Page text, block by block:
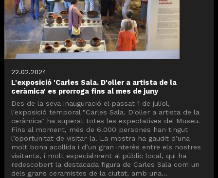
22.02.2024
L'exposició 'Carles Sala. D'oller a artista de la
ceràmica' es prorroga fins al mes de juny
Des de la seva inauguració el passat 1 de juliol,
l'exposició temporal "Carles Sala. D'oller a artista de la
ceràmica" ha superat totes les expectatives del Museu.
Fins al moment, més de 6.000 persones han tingut
l’oportunitat de visitar-la. La mostra ha gaudit d’una
molt bona acollida i d’un gran interès entre els nostres
visitants, i molt especialment al públic local, qui ha
redescobert la destacada figura de Carles Sala com un
dels grans ceramistes de la ciutat, amb una...